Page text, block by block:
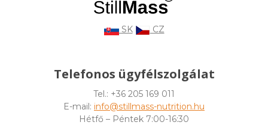
SK CZ
Telefonos ügyfélszolgálat
Tel.: +36 205 169 011
E-mail: info@stillmass-nutrition.hu
Hétfő – Péntek 7:00-16:30